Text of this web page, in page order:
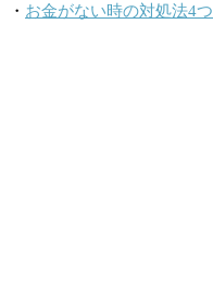
・ お金がない時の対処法4つ